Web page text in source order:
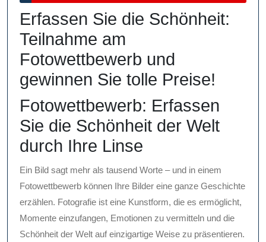
2024
Erfassen Sie die Schönheit:
Teilnahme am
Fotowettbewerb und
gewinnen Sie tolle Preise!
Fotowettbewerb: Erfassen
Sie die Schönheit der Welt
durch Ihre Linse
Ein Bild sagt mehr als tausend Worte – und in einem
Fotowettbewerb können Ihre Bilder eine ganze Geschichte
erzählen. Fotografie ist eine Kunstform, die es ermöglicht,
Momente einzufangen, Emotionen zu vermitteln und die
Schönheit der Welt auf einzigartige Weise zu präsentieren.